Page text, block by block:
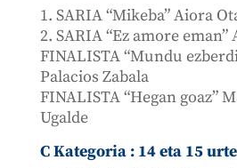
1. SARIA “Mikeba” Aiora
2. SARIA “Ez amore
FINALISTA “Mundu
Palacios Zabala
FINALISTA “Hegan goaz”
Ugalde
C Kategoria : 14 eta 15 urte